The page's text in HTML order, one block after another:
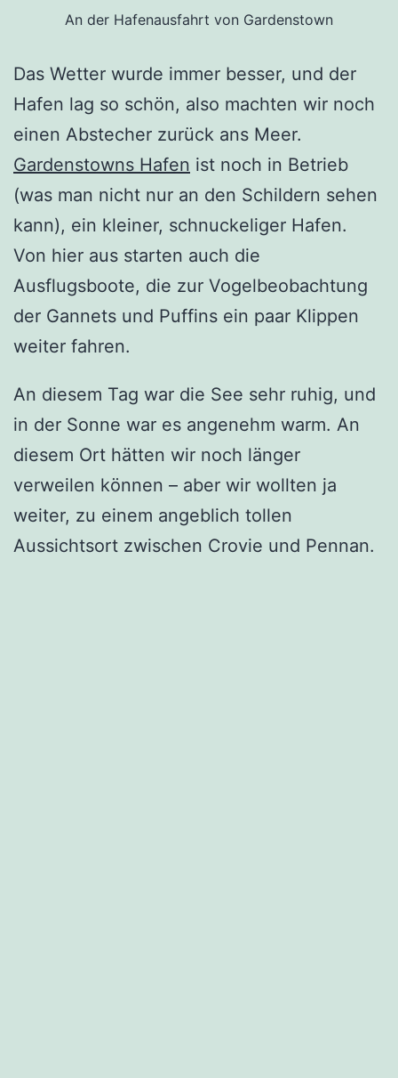
An der Hafenausfahrt von Gardenstown
Das Wetter wurde immer besser, und der
Hafen lag so schön, also machten wir noch
einen Abstecher zurück ans Meer.
Gardenstowns Hafen ist noch in Betrieb
(was man nicht nur an den Schildern sehen
kann), ein kleiner, schnuckeliger Hafen.
Von hier aus starten auch die
Ausflugsboote, die zur Vogelbeobachtung
der Gannets und Puffins ein paar Klippen
weiter fahren.
An diesem Tag war die See sehr ruhig, und
in der Sonne war es angenehm warm. An
diesem Ort hätten wir noch länger
verweilen können – aber wir wollten ja
weiter, zu einem angeblich tollen
Aussichtsort zwischen Crovie und Pennan.